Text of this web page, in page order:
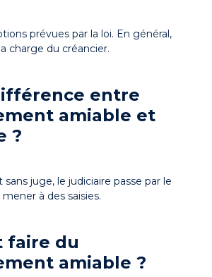
prévues par la loi. En général,
charge du créancier.
entre
amiable et
?
sans juge, le judiciaire passe par le
à des saisies.
faire du
amiable ?